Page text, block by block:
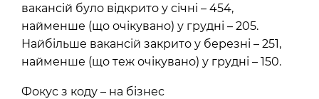
вакансій було відкрито у січні – 454,
найменше (що очікувано) у грудні – 205.
Найбільше вакансій закрито у березні – 251,
найменше (що теж очікувано) у грудні – 150.
Фокус з коду – на бізнес